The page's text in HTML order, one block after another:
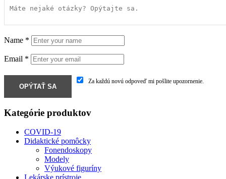
Name *
Email *
Za každú novú odpoveď mi pošlite upozornenie.
Kategórie produktov
COVID-19
Didaktické pomôcky
Fonendoskopy
Modely
Výukové figuríny